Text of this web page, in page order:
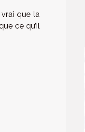
que la
ce qu’il